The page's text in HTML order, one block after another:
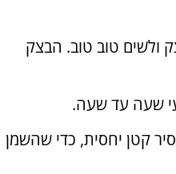
ולשׁים טוב טוב. הבצק
שעה עד שעה.
קטן יחסית, כדי שהשמן